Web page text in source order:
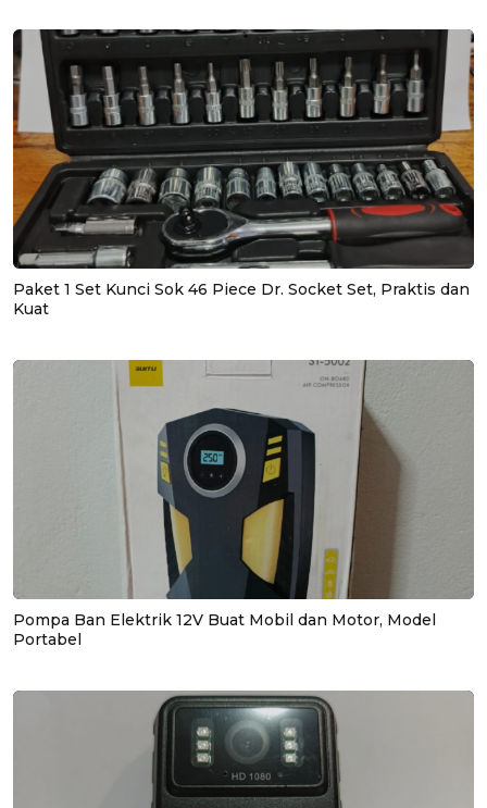
Paket 1 Set Kunci Sok 46 Piece Dr. Socket Set, Praktis dan
Kuat
Pompa Ban Elektrik 12V Buat Mobil dan Motor, Model
Portabel